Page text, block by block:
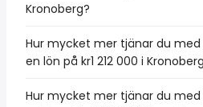
Kronoberg?
Hur mycket mer tjänar du med
en lön på kr1 212 000 i
Hur mycket mer tjänar du med